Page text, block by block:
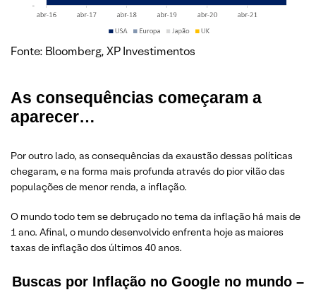
Fonte: Bloomberg, XP Investimentos
As consequências começaram a
aparecer…
Por outro lado, as consequências da exaustão dessas políticas
chegaram, e na forma mais profunda através do pior vilão das
populações de menor renda, a inflação.
O mundo todo tem se debruçado no tema da inflação há mais de
1 ano. Afinal, o mundo desenvolvido enfrenta hoje as maiores
taxas de inflação dos últimos 40 anos.
Buscas por Inflação no Google no mundo –